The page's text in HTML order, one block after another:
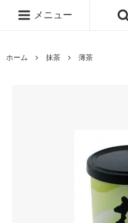
メニュー
ホーム 抹茶 薄茶